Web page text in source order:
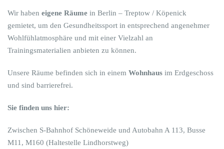
Wir haben eigene Räume in Berlin – Treptow / Köpenick
gemietet, um den Gesundheitssport in entsprechend angenehmer
Wohlfühlatmosphäre und mit einer Vielzahl an
Trainingsmaterialien anbieten zu können.
Unsere Räume befinden sich in einem Wohnhaus im Erdgeschoss
und sind barrierefrei.
Sie finden uns hier:
Zwischen S-Bahnhof Schöneweide und Autobahn A 113, Busse
M11, M160 (Haltestelle Lindhorstweg)